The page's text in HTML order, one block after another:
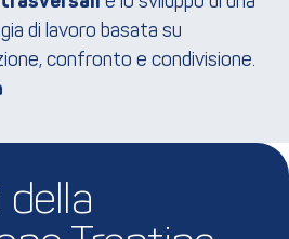
di lavoro basata su
confronto e condivisione.
della